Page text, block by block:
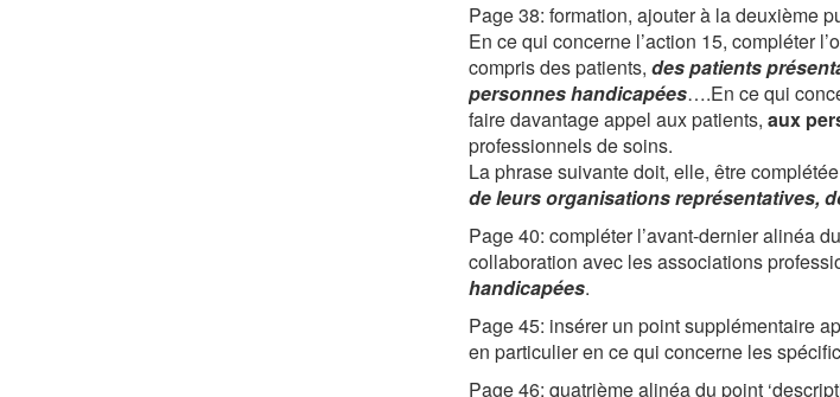
Page 38: formation, ajouter à la deuxième
En ce qui concerne l’action 15, compléter
compris des patients, des patients
personnes handicapées….En ce qui
faire davantage appel aux patients, aux
professionnels de soins.
La phrase suivante doit, elle, être
de leurs organisations représentatives,
Page 40: compléter l’avant-dernier alinéa
collaboration avec les associations
handicapées.
Page 45: insérer un point supplémentaire
en particulier en ce qui concerne les
Page 46: quatrième alinéa du point